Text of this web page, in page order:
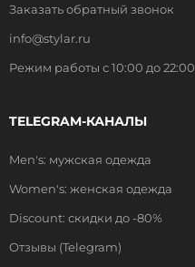
Заказать обратный звонок
info@stylar.ru
Режим работы с 10:00 до 22:00
TELEGRAM-КАНАЛЫ
Men's: мужская одежда
Women's: женская одежда
Discount: скидки до -80%
Отзывы (Telegram)